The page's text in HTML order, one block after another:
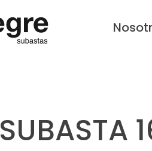
SUBASTA